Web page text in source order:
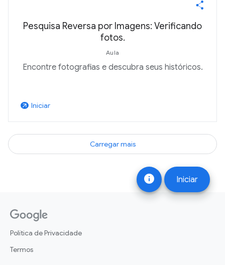
info Iniciar
Pesquisa Reversa por Imagens: Verificando
fotos.
Aula
Encontre fotografias e descubra seus históricos.
arrow_outward Iniciar
Carregar mais
Política de Privacidade
Termos